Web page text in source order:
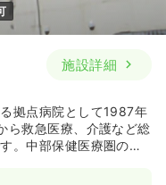
施設詳細
拠点病院として1987年
ら救急医療、介護など総
。中部保健医療圏の中